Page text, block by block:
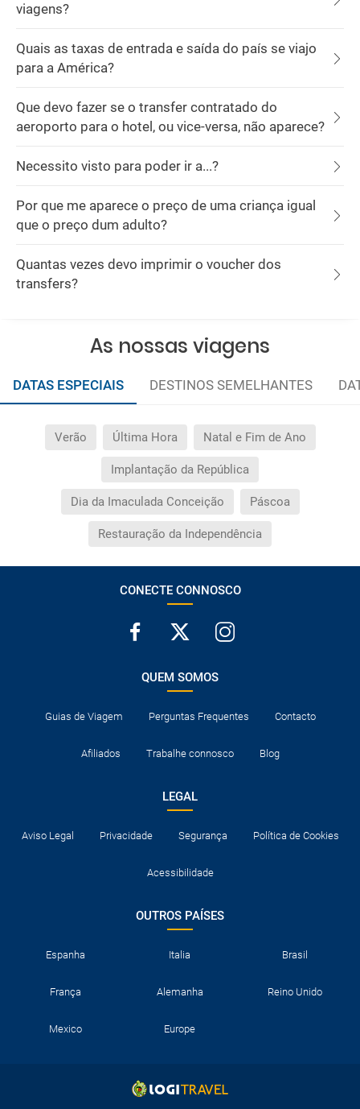
viagens?
Quais as taxas de entrada e saída do país se viajo
para a América?
Que devo fazer se o transfer contratado do
aeroporto para o hotel, ou vice-versa, não aparece?
Necessito visto para poder ir a...?
Por que me aparece o preço de uma criança igual
que o preço dum adulto?
Quantas vezes devo imprimir o voucher dos
transfers?
As nossas viagens
DATAS ESPECIAIS DESTINOS SEMELHANTES
Verão Última Hora Natal e Fim de Ano
Implantação da República
Dia da Imaculada Conceição Páscoa
Restauração da Independência
CONECTE CONNOSCO
QUEM SOMOS
Guias de Viagem Perguntas Frequentes Contacto
Afiliados Trabalhe connosco Blog
LEGAL
Aviso Legal Privacidade Segurança Política de Cookies
Acessibilidade
OUTROS PAÍSES
Espanha Italia Brasil
França Alemanha Reino Unido
Mexico Europe